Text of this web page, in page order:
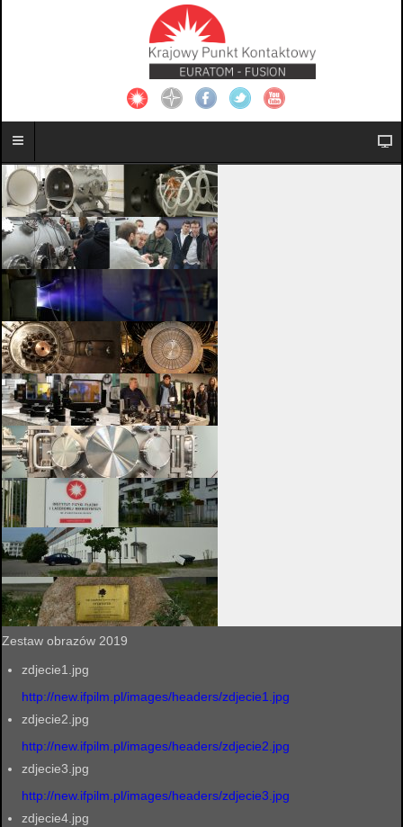
Zestaw obrazów 2019
zdjecie1.jpg
http://new.ifpilm.pl/images/headers/zdjecie1.jpg
zdjecie2.jpg
http://new.ifpilm.pl/images/headers/zdjecie2.jpg
zdjecie3.jpg
http://new.ifpilm.pl/images/headers/zdjecie3.jpg
zdjecie4.jpg